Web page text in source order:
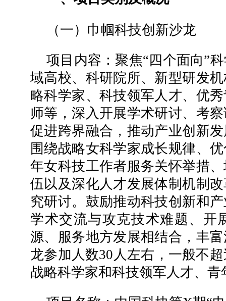
（一）巾帼科技创新沙龙
项目内容：聚焦“四个面向”
域高校、科研院所、新型研发
略科学家、科技领军人才、优
师等，深入开展学术研讨、考
促进跨界融合，推动产业创新
围绕战略女科学家成长规律、
年女科技工作者服务关怀举措
伍以及深化人才发展体制机制
究研讨。鼓励推动科技创新和
学术交流与攻克技术难题、开
源、服务地方发展相结合，丰
龙参加人数30人左右，一般不
战略科学家和科技领军人才、青